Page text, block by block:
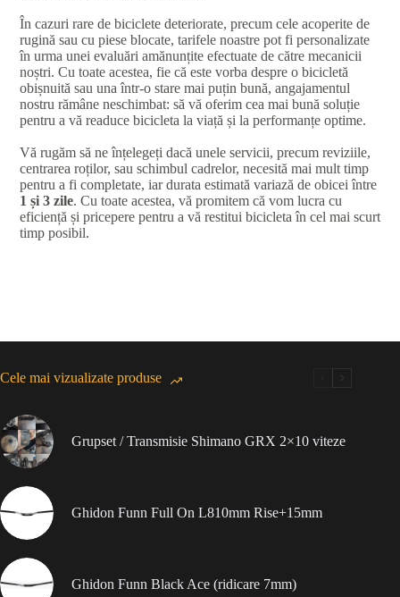
În cazuri rare de biciclete deteriorate, precum cele acoperite de
rugină sau cu piese blocate, tarifele noastre pot fi personalizate
în urma unei evaluări amănunțite efectuate de către mecanicii
noștri. Cu toate acestea, fie că este vorba despre o bicicletă
obișnuită sau una într-o stare mai puțin bună, angajamentul
nostru rămâne neschimbat: să vă oferim cea mai bună soluție
pentru a vă readuce bicicleta la viață și la performanțe optime.
Vă rugăm să ne înțelegeți dacă unele servicii, precum reviziile,
centrarea roților, sau schimbul cadrelor, necesită mai mult timp
pentru a fi completate, iar durata estimată variază de obicei între
1 și 3 zile. Cu toate acestea, vă promitem că vom lucra cu
eficiență și pricepere pentru a vă restitui bicicleta în cel mai scurt
timp posibil.
Cele mai vizualizate produse
Grupset / Transmisie Shimano GRX 2×10 viteze
Ghidon Funn Full On L810mm Rise+15mm
Ghidon Funn Black Ace (ridicare 7mm)